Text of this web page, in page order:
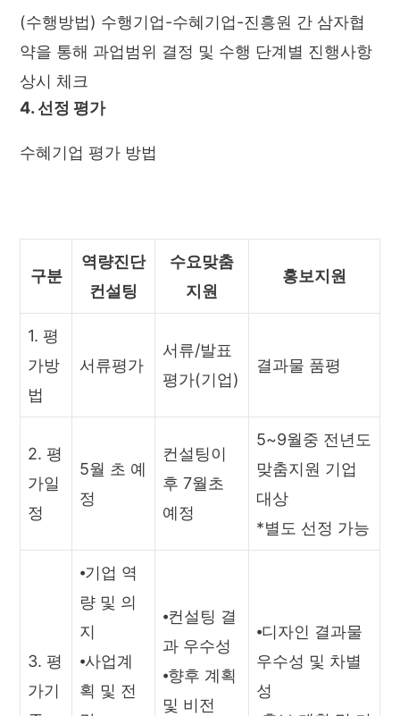
(수행방법) 수행기업-수혜기업-진흥원 간 삼자협
약을 통해 과업범위 결정 및 수행 단계별 진행사항
상시 체크
4. 선정 평가
수혜기업 평가 방법
구분
역량진단
컨설팅
수요맞춤
지원
홍보지원
1. 평
가방
법
서류평가
서류/발표
평가(기업)
결과물 품평
2. 평
가일
정
5월 초 예
정
컨설팅이
후 7월초
예정
5~9월중 전년도
맞춤지원 기업
대상
*별도 선정 가능
3. 평
가기
⦁기업 역
량 및 의
지
⦁사업계
획 및 전
⦁컨설팅 결
과 우수성
⦁향후 계획
및 비전
⦁디자인 결과물
우수성 및 차별
성